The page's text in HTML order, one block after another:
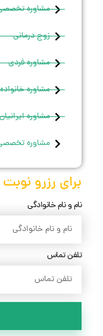
مشاوره
زوج درمانی
مشاوره فردی
مشاوره خانواده
مشاوره
مشاوره
برای رزرو
نام و نام خانوادگی
تلفن تماس